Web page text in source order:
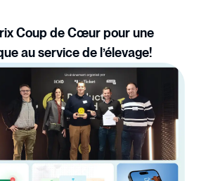
Coup de Cœur pour une
au service de l’élevage!